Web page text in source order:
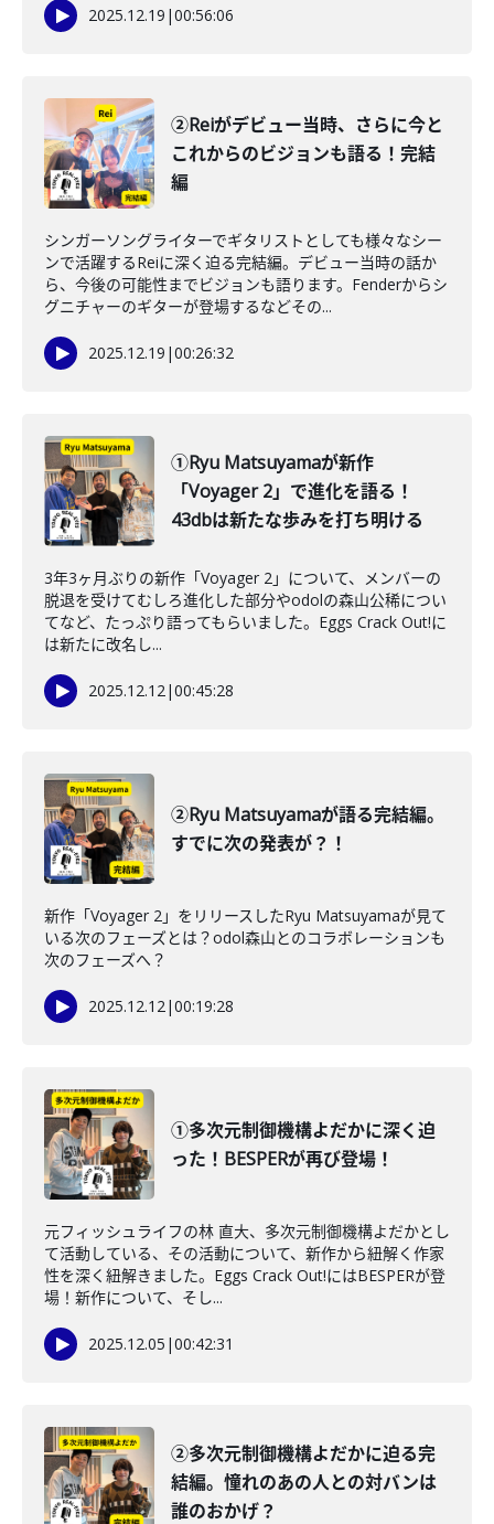
2025.12.19 |00:56:06
②Reiがデビュー当時、さらに今と
これからのビジョンも語る！完結
編
シンガーソングライターでギタリストとしても様々なシー
ンで活躍するReiに深く迫る完結編。デビュー当時の話か
ら、今後の可能性までビジョンも語ります。Fenderからシ
グニチャーのギターが登場するなどその...
2025.12.19 |00:26:32
①Ryu Matsuyamaが新作
「Voyager 2」で進化を語る！
43dbは新たな歩みを打ち明ける
3年3ヶ月ぶりの新作「Voyager 2」について、メンバーの
脱退を受けてむしろ進化した部分やodolの森山公稀につい
てなど、たっぷり語ってもらいました。Eggs Crack Out!に
は新たに改名し...
2025.12.12|00:45:28
②Ryu Matsuyamaが語る完結編。
すでに次の発表が？！
新作「Voyager 2」をリリースしたRyu Matsuyamaが見て
いる次のフェーズとは？odol森山とのコラボレーションも
次のフェーズへ？
2025.12.12|00:19:28
①多次元制御機構よだかに深く迫
った！BESPERが再び登場！
元フィッシュライフの林 直大、多次元制御機構よだかとし
て活動している、その活動について、新作から紐解く作家
性を深く紐解きました。Eggs Crack Out!にはBESPERが登
場！新作について、そし...
2025.12.05 |00:42:31
②多次元制御機構よだかに迫る完
結編。憧れのあの人との対バンは
誰のおかげ？